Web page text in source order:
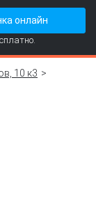
онлайн
10 к3